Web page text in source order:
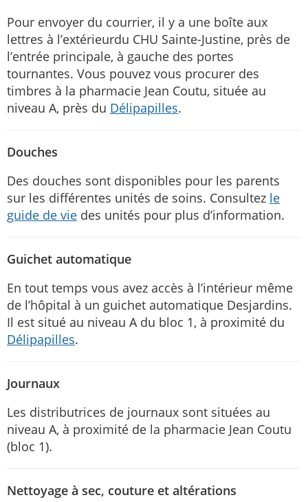
Pour envoyer du courrier, il y a une boîte aux
lettres à l’extérieurdu CHU Sainte-Justine, près de
l’entrée principale, à gauche des portes
tournantes. Vous pouvez vous procurer des
timbres à la pharmacie Jean Coutu, située au
niveau A, près du Délipapilles.
Douches
Des douches sont disponibles pour les parents
sur les différentes unités de soins. Consultez le
guide de vie des unités pour plus d’information.
Guichet automatique
En tout temps vous avez accès à l’intérieur même
de l’hôpital à un guichet automatique Desjardins.
Il est situé au niveau A du bloc 1, à proximité du
Délipapilles.
Journaux
Les distributrices de journaux sont situées au
niveau A, à proximité de la pharmacie Jean Coutu
(bloc 1).
Nettoyage à sec, couture et altérations